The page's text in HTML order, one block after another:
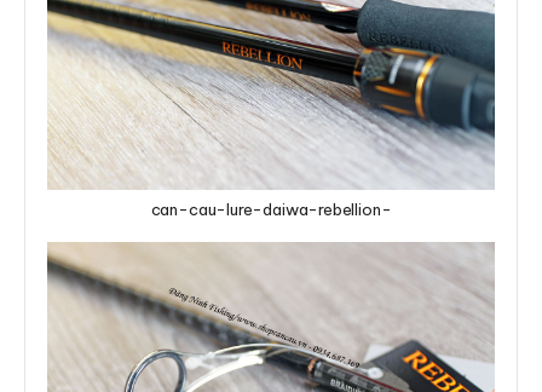
can-cau-lure-daiwa-rebellion-